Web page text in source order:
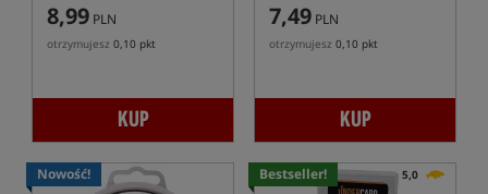
8,99 PLN
otrzymujesz 0,10 pkt
KUP
7,49 PLN
otrzymujesz 0,10 pkt
KUP
Nowość! Bestseller! 5,0